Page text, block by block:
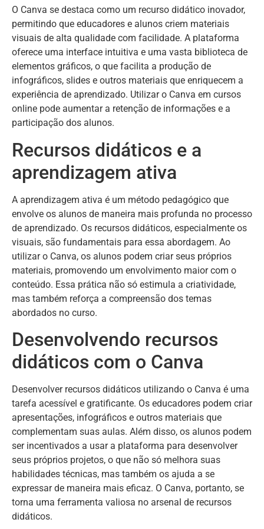
O Canva se destaca como um recurso didático inovador,
permitindo que educadores e alunos criem materiais
visuais de alta qualidade com facilidade. A plataforma
oferece uma interface intuitiva e uma vasta biblioteca de
elementos gráficos, o que facilita a produção de
infográficos, slides e outros materiais que enriquecem a
experiência de aprendizado. Utilizar o Canva em cursos
online pode aumentar a retenção de informações e a
participação dos alunos.
Recursos didáticos e a
aprendizagem ativa
A aprendizagem ativa é um método pedagógico que
envolve os alunos de maneira mais profunda no processo
de aprendizado. Os recursos didáticos, especialmente os
visuais, são fundamentais para essa abordagem. Ao
utilizar o Canva, os alunos podem criar seus próprios
materiais, promovendo um envolvimento maior com o
conteúdo. Essa prática não só estimula a criatividade,
mas também reforça a compreensão dos temas
abordados no curso.
Desenvolvendo recursos
didáticos com o Canva
Desenvolver recursos didáticos utilizando o Canva é uma
tarefa acessível e gratificante. Os educadores podem criar
apresentações, infográficos e outros materiais que
complementam suas aulas. Além disso, os alunos podem
ser incentivados a usar a plataforma para desenvolver
seus próprios projetos, o que não só melhora suas
habilidades técnicas, mas também os ajuda a se
expressar de maneira mais eficaz. O Canva, portanto, se
torna uma ferramenta valiosa no arsenal de recursos
didáticos.